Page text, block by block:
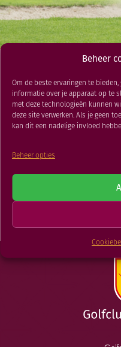
Beheer
Om de beste ervaringen te
informatie over je apparaat op te
met deze technologieën kunnen
deze site verwerken. Als je geen
kan dit een nadelige invloed
Beheer opties
VERENIGING
PROGRAMMA
RESTAURANT
GOLFSCHOOL
GOLFBAAN
Jeugd
NVGJ Golfdag